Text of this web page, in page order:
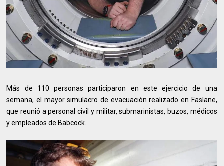
Más de 110 personas participaron en este ejercicio de una
semana, el mayor simulacro de evacuación realizado en Faslane,
que reunió a personal civil y militar, submarinistas, buzos, médicos
y empleados de Babcock.